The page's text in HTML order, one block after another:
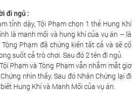
đi ngủ :
tỉnh dậy, Tội Phạm chọn 1 thẻ Hung Khí
là manh mối và hung khí của vụ án – là
Phạm đã chứng kiến tất cả và sẽ cố
suốt cả trò chơi. Sau đó 2 tên đi ngủ.
Phạm và Tòng Phạm vẫn nhắm mắt giơ
nhìn thấy. Sau đó Nhân Chứng lại đi
Hung Khí và Manh Mối của vụ án.